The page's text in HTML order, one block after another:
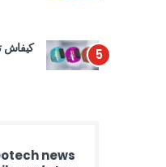
5 كيفاش
news